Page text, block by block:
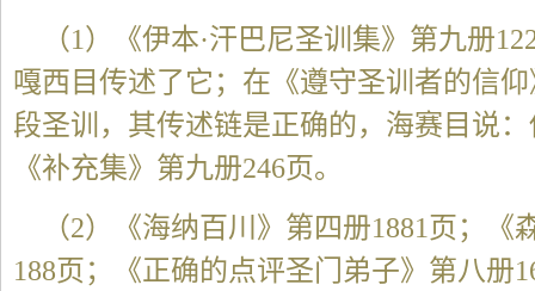
（1）《伊本·汗巴尼圣训集》第九册
嘎西目传述了它；在《遵守圣训者的信仰
段圣训，其传述链是正确的，海赛目说
《补充集》第九册246页。
（2）《海纳百川》第四册1881页；《
188页；《正确的点评圣门弟子》第八册